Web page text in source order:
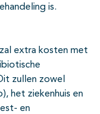
is.
extra kosten met
zullen zowel
het ziekenhuis en
en